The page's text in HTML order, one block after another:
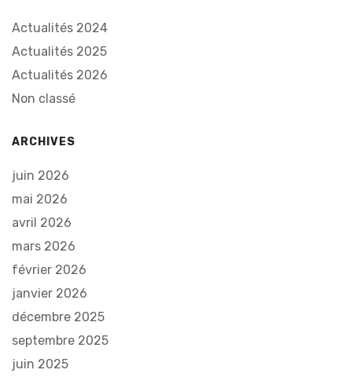
Actualités 2024
Actualités 2025
Actualités 2026
Non classé
ARCHIVES
juin 2026
mai 2026
avril 2026
mars 2026
février 2026
janvier 2026
décembre 2025
septembre 2025
juin 2025